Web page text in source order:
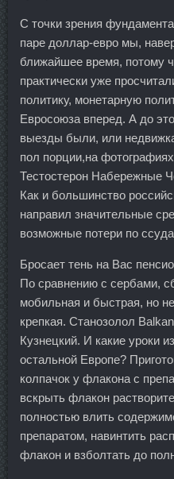
С точки зрения
паре доллар-евро мы,
ближайшее время, потому
практически уже
политику, монетарную
Евросоюза вперед. А до
выезды были, или
пол порции,на
Тестостерон Набережные
Как и большинство
направил значительные
возможные потери по
Бросает тень на Вас
По сравнению с сербами,
мобильная и быстрая, но
крепкая. Станозолол
Кузнецкий. И какие уроки
остальной Европе?
колпачок у флакона с
вскрыть флакон
полностью влить
препаратом, навинтить
флакон и взболтать до